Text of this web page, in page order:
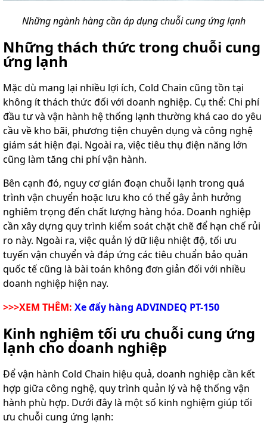
Những ngành hàng cần áp dụng chuỗi cung ứng lạnh
Những thách thức trong chuỗi cung
ứng lạnh
Mặc dù mang lại nhiều lợi ích, Cold Chain cũng tồn tại
không ít thách thức đối với doanh nghiệp. Cụ thể: Chi phí
đầu tư và vận hành hệ thống lạnh thường khá cao do yêu
cầu về kho bãi, phương tiện chuyên dụng và công nghệ
giám sát hiện đại. Ngoài ra, việc tiêu thụ điện năng lớn
cũng làm tăng chi phí vận hành.
Bên cạnh đó, nguy cơ gián đoạn chuỗi lạnh trong quá
trình vận chuyển hoặc lưu kho có thể gây ảnh hưởng
nghiêm trọng đến chất lượng hàng hóa. Doanh nghiệp
cần xây dựng quy trình kiểm soát chặt chẽ để hạn chế rủi
ro này. Ngoài ra, việc quản lý dữ liệu nhiệt độ, tối ưu
tuyến vận chuyển và đáp ứng các tiêu chuẩn bảo quản
quốc tế cũng là bài toán không đơn giản đối với nhiều
doanh nghiệp hiện nay.
>>>XEM THÊM: Xe đẩy hàng ADVINDEQ PT-150
Kinh nghiệm tối ưu chuỗi cung ứng
lạnh cho doanh nghiệp
Để vận hành Cold Chain hiệu quả, doanh nghiệp cần kết
hợp giữa công nghệ, quy trình quản lý và hệ thống vận
hành phù hợp. Dưới đây là một số kinh nghiệm giúp tối
ưu chuỗi cung ứng lạnh: